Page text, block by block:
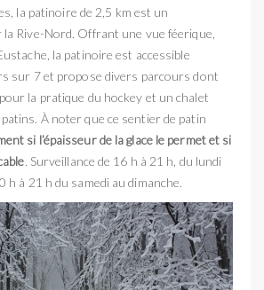
la patinoire de 2,5 km est un
Rive-Nord. Offrant une vue féerique,
la patinoire est accessible
sur 7 et propose divers parcours dont
la pratique du hockey et un chalet
À noter que ce sentier de patin
si l’épaisseur de la glace le permet et si
Surveillance de 16 h à 21 h, du lundi
h à 21 h du samedi au dimanche.